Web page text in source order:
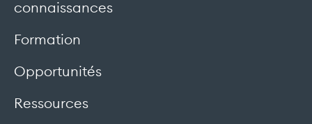
connaissances
Formation
Opportunités
Ressources